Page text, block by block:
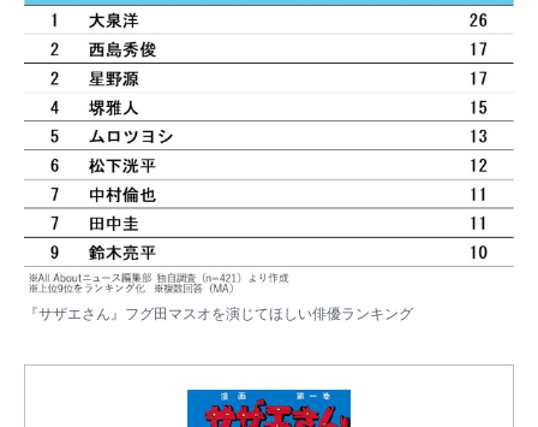
『サザエさん』フグ田マスオを演じてほしい俳優ランキング